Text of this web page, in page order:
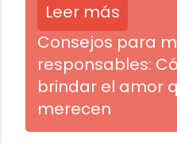
Leer más
Consejos para
responsables:
brindar el amor
merecen